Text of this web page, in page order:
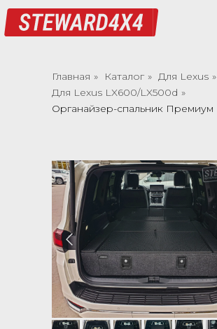
Главная » Каталог » Для Lexus »
Для Lexus LX600/LX500d »
Органайзер-спальник Премиум